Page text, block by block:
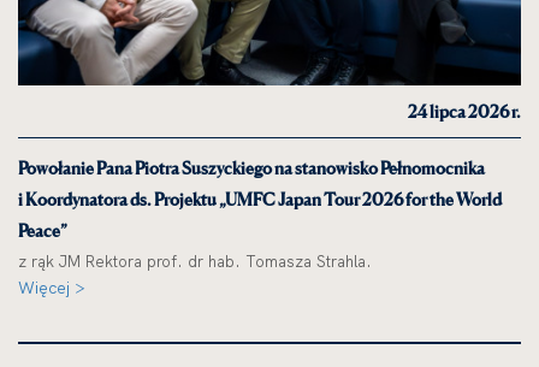
24 lipca 2026 r.
Powołanie Pana Piotra Suszyckiego na stanowisko Pełnomocnika
i Koordynatora ds. Projektu „UMFC Japan Tour 2026 for the World
Peace”
z rąk JM Rektora prof. dr hab. Tomasza Strahla.
Więcej >